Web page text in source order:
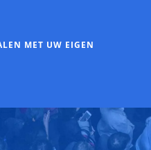
MET UW EIGEN